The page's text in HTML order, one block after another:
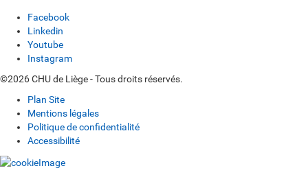
Facebook
Linkedin
Youtube
Instagram
©2026 CHU de Liège - Tous droits réservés.
Plan Site
Mentions légales
Politique de confidentialité
Accessibilité